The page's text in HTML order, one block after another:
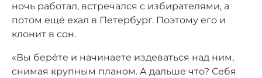
ночь работал, встречался с избирателями, а
потом ещё ехал в Петербург. Поэтому его и
клонит в сон.
«Вы берёте и начинаете издеваться над ним,
снимая крупным планом. А дальше что? Себя